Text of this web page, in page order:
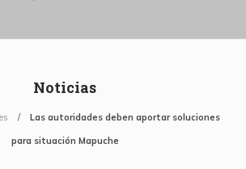
Noticias
Las autoridades deben aportar soluciones
para situación Mapuche